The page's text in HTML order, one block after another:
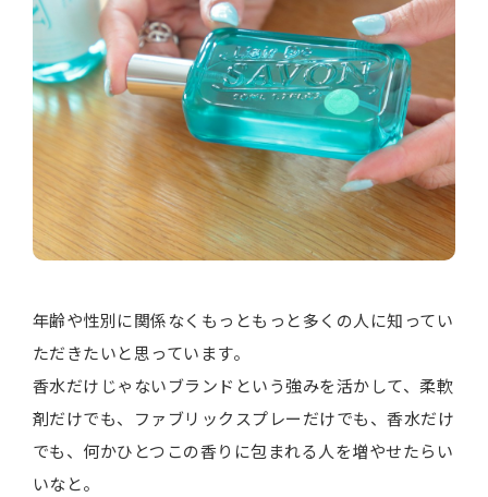
年齢や性別に関係なくもっともっと多くの人に知ってい
ただきたいと思っています。
香水だけじゃないブランドという強みを活かして、柔軟
剤だけでも、ファブリックスプレーだけでも、香水だけ
でも、何かひとつこの香りに包まれる人を増やせたらい
いなと。